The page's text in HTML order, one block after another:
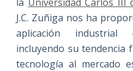
J.C. Zuñiga nos ha
aplicación industrial
incluyendo su tendencia
tecnología al mercado